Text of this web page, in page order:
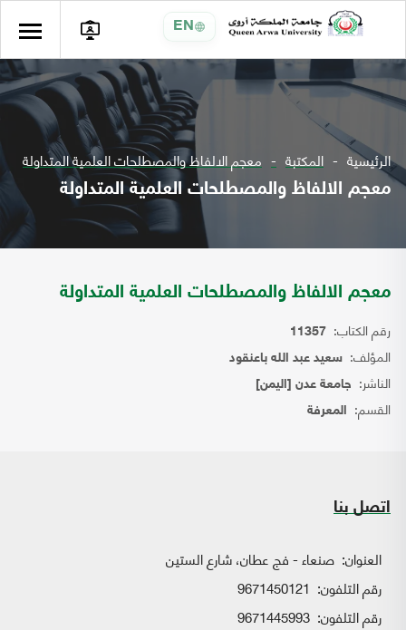
EN
الرئيسية المكتبة معجم الالفاظ والمصطلحات العلمية المتداولة
معجم الالفاظ والمصطلحات العلمية المتداولة
معجم الالفاظ والمصطلحات العلمية المتداولة
رقم الكتاب: 11357
المؤلف: سعيد عبد الله باعنقود
الناشر: جامعة عدن [اليمن]
القسم: المعرفة
اتصل بنا
العنوان: صنعاء - فج عطان، شارع الستين
رقم التلفون: 9671450121
رقم التلفون: 9671445993